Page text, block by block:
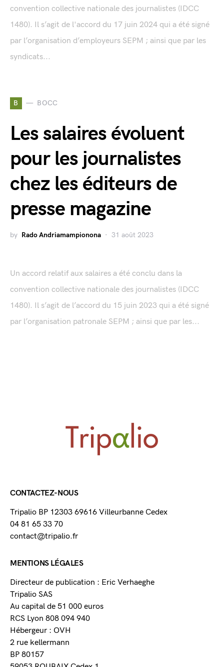
convention collective nationale des journalistes (IDCC
1480). Il s’agit de l'accord du 17 juin 2024 qui a été signé
par l’organisation d’employeurs SEPM ; ainsi que par les
syndicats...
B BOCC
Les salaires évoluent
pour les journalistes
chez les éditeurs de
presse magazine
by Rado Andriamampionona 31 août 2023
Un accord relatif aux salaires a été conclu dans la
convention collective nationale des journalistes (IDCC
1480). Il s’agit de l’accord du 15 juin 2023 qui a été signé
par l’organisation patronale SEPM ; ainsi que par les...
CONTACTEZ-NOUS
Tripalio BP 12303 69616 Villeurbanne Cedex
04 81 65 33 70
contact@tripalio.fr
MENTIONS LÉGALES
Directeur de publication : Eric Verhaeghe
Tripalio SAS
Au capital de 51 000 euros
RCS Lyon 808 094 940
Hébergeur : OVH
2 rue kellermann
BP 80157